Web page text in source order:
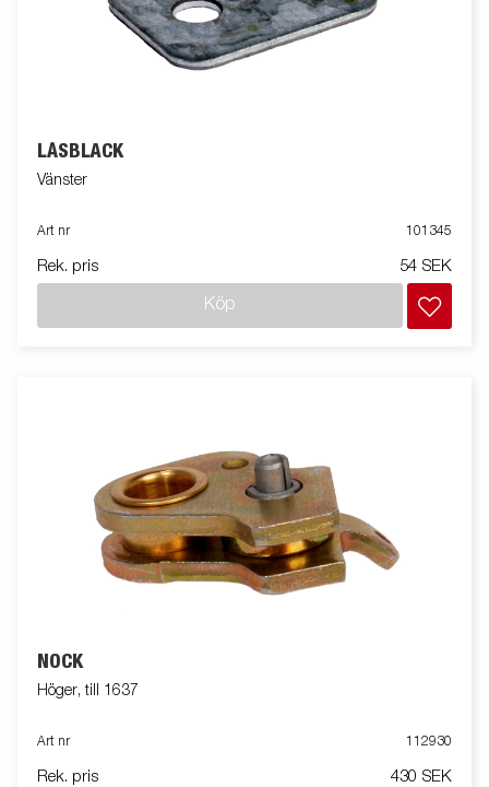
LÅSBLÄCK
Vänster
Art nr 101345
Rek. pris 54 SEK
Köp
NOCK
Höger, till 1637
Art nr 112930
Rek. pris 430 SEK